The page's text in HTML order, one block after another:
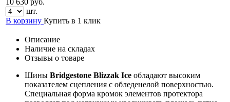
шт.
В корзину Купить в 1 клик
Описание
Наличие на складах
Отзывы о товаре
Шины Bridgestone Blizzak Ice обладают высоким
показателем сцепления с обледенелой поверхностью.
Специальная форма кромок элементов протектора